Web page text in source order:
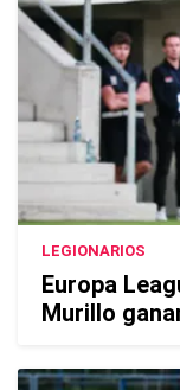
LEGIONARIOS
Europa
Murillo